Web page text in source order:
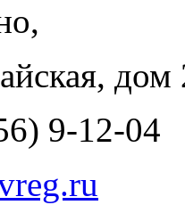
дом
9-12-04